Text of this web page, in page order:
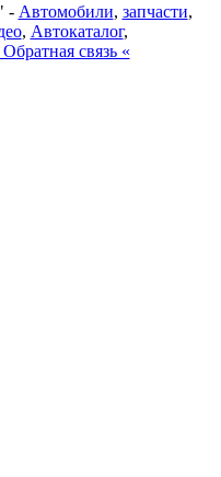
- Автомобили, запчасти,
, Автокаталог,
Обратная связь «